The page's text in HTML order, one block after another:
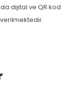
dijital ve QR kod
verilmektedir.